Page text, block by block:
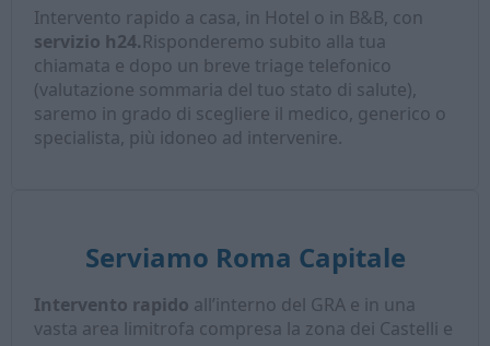
Intervento rapido a casa, in Hotel o in B&B, con
servizio h24.Risponderemo subito alla tua
chiamata e dopo un breve triage telefonico
(valutazione sommaria del tuo stato di salute),
saremo in grado di scegliere il medico, generico o
specialista, più idoneo ad intervenire.
Serviamo Roma Capitale
Intervento rapido all’interno del GRA e in una
vasta area limitrofa compresa la zona dei Castelli e